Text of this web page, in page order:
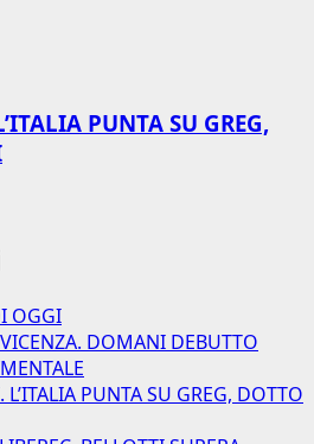
PUNTA SU GREG,
OGGI
DOMANI DEBUTTO
PUNTA SU GREG, DOTTO